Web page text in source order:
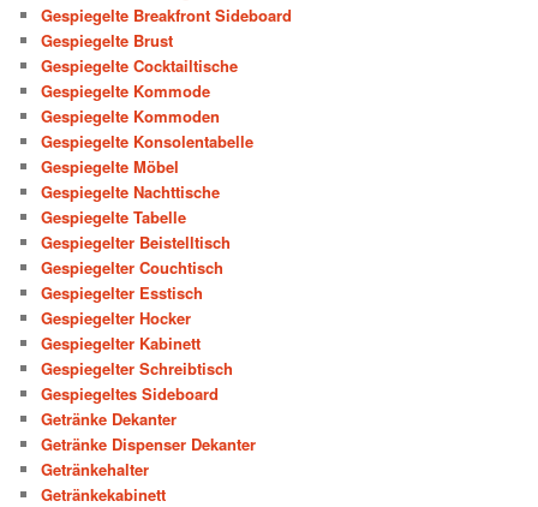
Gespiegelte Breakfront Sideboard
Gespiegelte Brust
Gespiegelte Cocktailtische
Gespiegelte Kommode
Gespiegelte Kommoden
Gespiegelte Konsolentabelle
Gespiegelte Möbel
Gespiegelte Nachttische
Gespiegelte Tabelle
Gespiegelter Beistelltisch
Gespiegelter Couchtisch
Gespiegelter Esstisch
Gespiegelter Hocker
Gespiegelter Kabinett
Gespiegelter Schreibtisch
Gespiegeltes Sideboard
Getränke Dekanter
Getränke Dispenser Dekanter
Getränkehalter
Getränkekabinett